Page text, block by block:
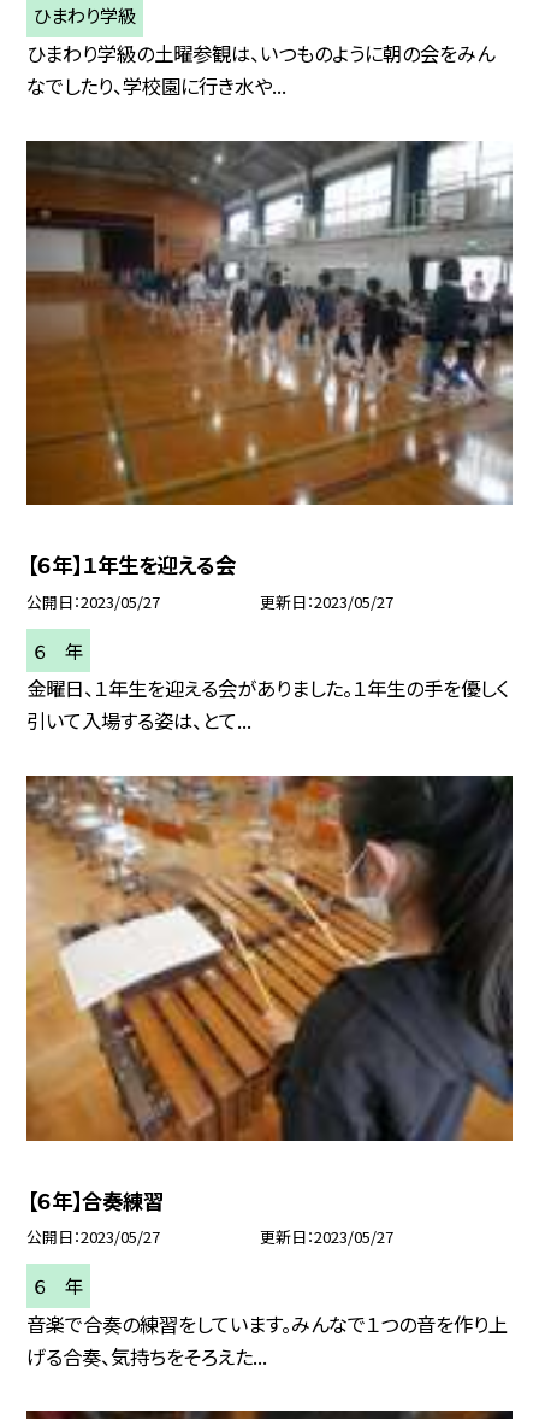
ひまわり学級
ひまわり学級の土曜参観は、いつものように朝の会をみん
なでしたり、学校園に行き水や...
【６年】１年生を迎える会
公開日 2023/05/27 更新日 2023/05/27
６ 年
金曜日、１年生を迎える会がありました。１年生の手を優しく
引いて入場する姿は、とて...
【６年】合奏練習
公開日 2023/05/27 更新日 2023/05/27
６ 年
音楽で合奏の練習をしています。みんなで１つの音を作り上
げる合奏、気持ちをそろえた...